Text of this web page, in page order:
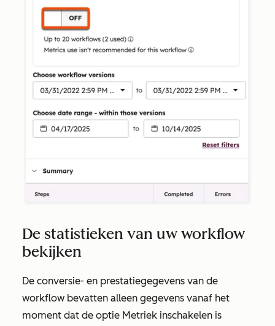
De statistieken van uw workflow
bekijken
De conversie- en prestatiegegevens van de
workflow bevatten alleen gegevens vanaf het
moment dat de optie Metriek inschakelen is